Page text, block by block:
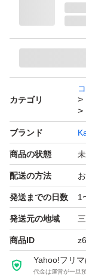
しくお願いしま
キュレル 潤浸保
ブランド：Kao
カテゴリ
ブランド
商品の状態
配送の方法
発送までの日数 1
発送元の地域
商品ID
Yahoo!フリ
代金は運営が一旦